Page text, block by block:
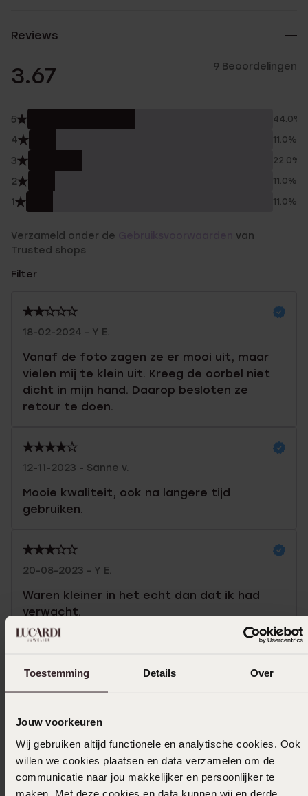
Toestemming Details Over
Jouw voorkeuren
Wij gebruiken altijd functionele en analytische cookies. Ook
willen we cookies plaatsen en data verzamelen om de
communicatie naar jou makkelijker en persoonlijker te
maken. Met deze cookies en data kunnen wij en derde
Reviews
3.67 9 Beoordelingen
5 44.0%
4 11.0%
3 22.0%
2 11.0%
1 11.0%
Verzameld onder de
van
Trusted shops
Filter
18-02-2024 - Y E.
Vanaf de foto zagen ze er mooi uit, maar
vielen mij te klein uit. Kreeg de oorbel niet
dicht in mijn hand. Daarop besloten ze
retour te doen.
12-11-2023 - Sanne v.
Mooie kwaliteit, ook na langere tijd
gebruiken.
20-08-2023 - Y E.
Waren kleiner in het echt dan dat ik had
verwacht.
In winkelmand
Ook leuk voor jou